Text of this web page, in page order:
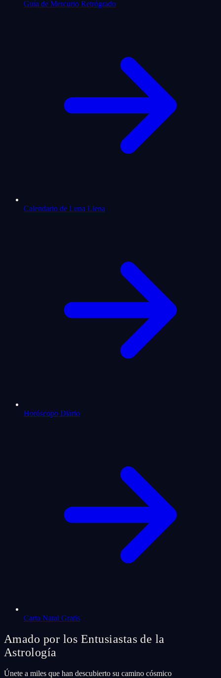
Guía de Mercurio Retrógrado
Calendario de Luna Llena
Horóscopo Diario
Carta Natal Gratis
Amado por los Entusiastas de la
Astrología
Únete a miles que han descubierto su camino cósmico